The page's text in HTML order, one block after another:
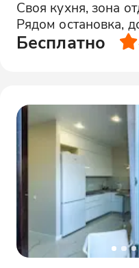
Своя кухня, зона
Рядом остановка,
Бесплатно